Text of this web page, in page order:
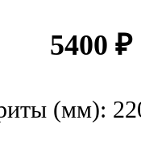
5400 ₽
(мм):